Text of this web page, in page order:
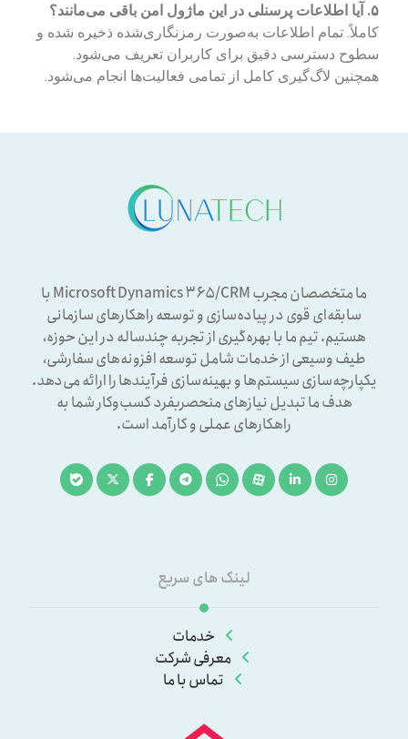
۵. آیا اطلاعات پرسنلی در این ماژول امن باقی می‌مانند؟
کاملاً. تمام اطلاعات به‌صورت رمزنگاری‌شده ذخیره شده و
سطوح دسترسی دقیق برای کاربران تعریف می‌شود.
همچنین لاگ‌گیری کامل از تمامی فعالیت‌ها انجام می‌شود.
ما متخصصان مجرب Microsoft Dynamics ۳۶۵/CRM با
سابقه‌ای قوی در پیاده‌سازی و توسعه راهکارهای سازمانی
هستیم. تیم ما با بهره‌گیری از تجربه چندساله در این حوزه،
طیف وسیعی از خدمات شامل توسعه افزونه‌های سفارشی،
یکپارچه‌سازی سیستم‌ها و بهینه‌سازی فرآیندها را ارائه می‌دهد.
هدف ما تبدیل نیازهای منحصربفرد کسب‌وکار شما به
راهکارهای عملی و کارآمد است.
لینک های سریع
خدمات
معرفی شرکت
تماس با ما